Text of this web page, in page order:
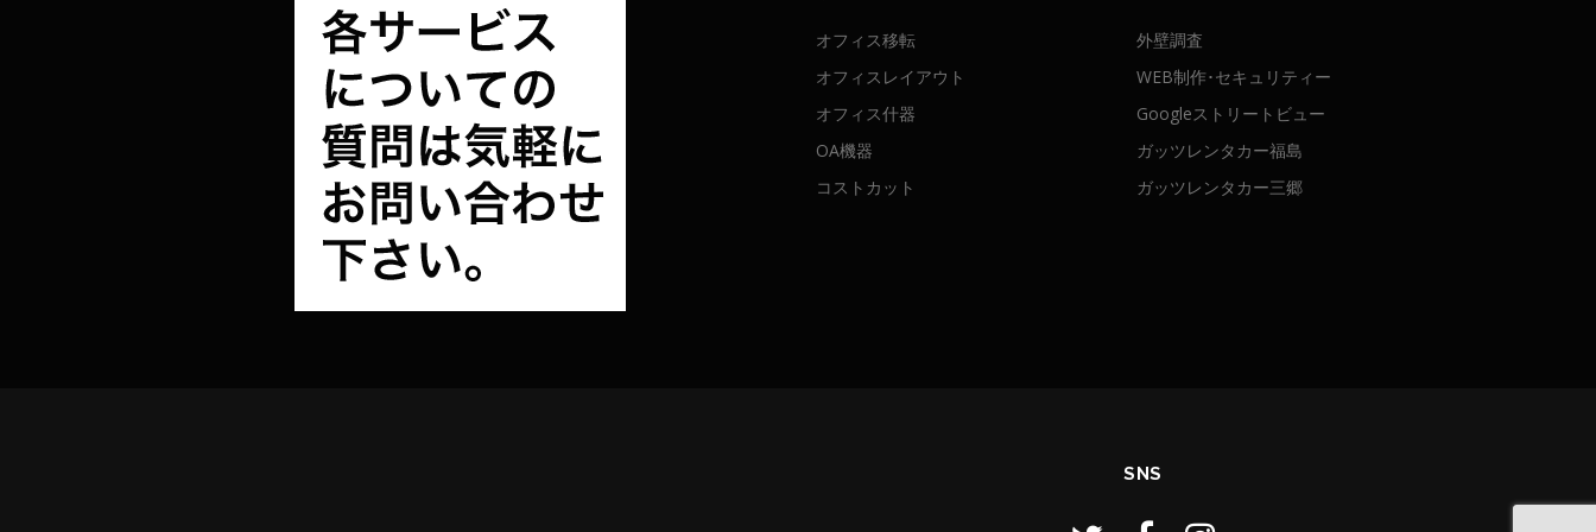
オフィス移転
オフィスレイアウト
オフィス什器
OA機器
コストカット
外壁調査
WEB制作･セキュリティー
Googleストリートビュー
ガッツレンタカー福島
ガッツレンタカー三郷
SNS